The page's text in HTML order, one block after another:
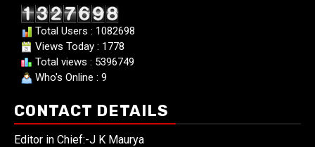
Total Users : 1082698
Views Today : 1778
Total views : 5396749
Who's Online : 9
CONTACT DETAILS
Editor in Chief:-J K Maurya